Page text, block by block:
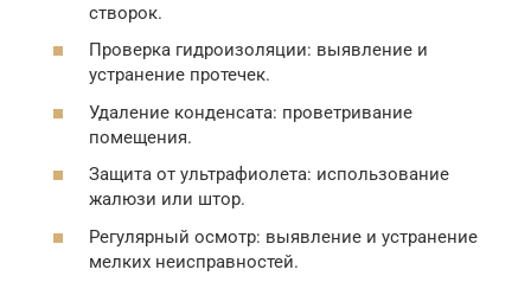
створок.
Проверка гидроизоляции: выявление и
устранение протечек.
Удаление конденсата: проветривание
помещения.
Защита от ультрафиолета: использование
жалюзи или штор.
Регулярный осмотр: выявление и устранение
мелких неисправностей.